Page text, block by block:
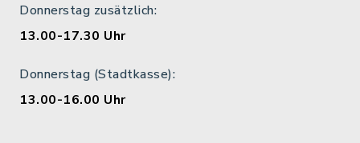
Donnerstag zusätzlich:
13.00-17.30 Uhr
Donnerstag (Stadtkasse):
13.00-16.00 Uhr